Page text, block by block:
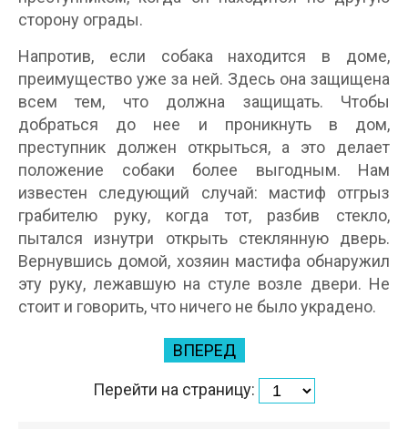
сторону ограды.
Напротив, если собака находится в доме,
преимущество уже за ней. Здесь она защищена
всем тем, что должна защищать. Чтобы
добраться до нее и проникнуть в дом,
преступник должен открыться, а это делает
положение собаки более выгодным. Нам
известен следующий случай: мастиф отгрыз
грабителю руку, когда тот, разбив стекло,
пытался изнутри открыть стеклянную дверь.
Вернувшись домой, хозяин мастифа обнаружил
эту руку, лежавшую на стуле возле двери. Не
стоит и говорить, что ничего не было украдено.
ВПЕРЕД
Перейти на страницу: